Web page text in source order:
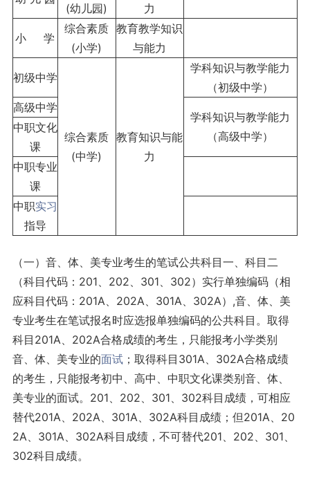
(幼儿园)
力
小 学
综合素质
(小学)
教育教学知识
与能力
初级中学
综合素质
(中学)
教育知识与能
力
学科知识与教学能力
（初级中学）
高级中学
学科知识与教学能力
（高级中学）
中职文化
课
中职专业
课
中职实习
指导
（一）音、体、美专业考生的笔试公共科目一、科目二
（科目代码：201、202、301、302）实行单独编码（相
应科目代码：201A、202A、301A、302A）,音、体、美
专业考生在笔试报名时应选报单独编码的公共科目。取得
科目201A、202A合格成绩的考生，只能报考小学类别
音、体、美专业的面试；取得科目301A、302A合格成绩
的考生，只能报考初中、高中、中职文化课类别音、体、
美专业的面试。201、202、301、302科目成绩，可相应
替代201A、202A、301A、302A科目成绩；但201A、20
2A、301A、302A科目成绩，不可替代201、202、301、
302科目成绩。